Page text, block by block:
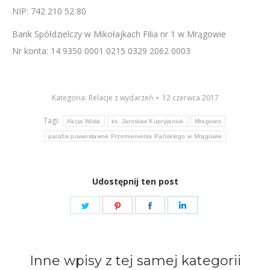
NIP: 742 210 52 80
Bank Spółdzielczy w Mikołajkach Filia nr 1 w Mrągowie
Nr konta: 14 9350 0001 0215 0329 2062 0003
Kategoria: Relacje z wydarzeń 12 czerwca 2017
Tagi: Akcja Wisła ks. Jarosław Kupryjaniuk Mragowo
parafia prawosławne Przemienienia Pańskiego w Mrągowie
Udostępnij ten post
Share
Share
Share
Inne wpisy z tej samej kategorii